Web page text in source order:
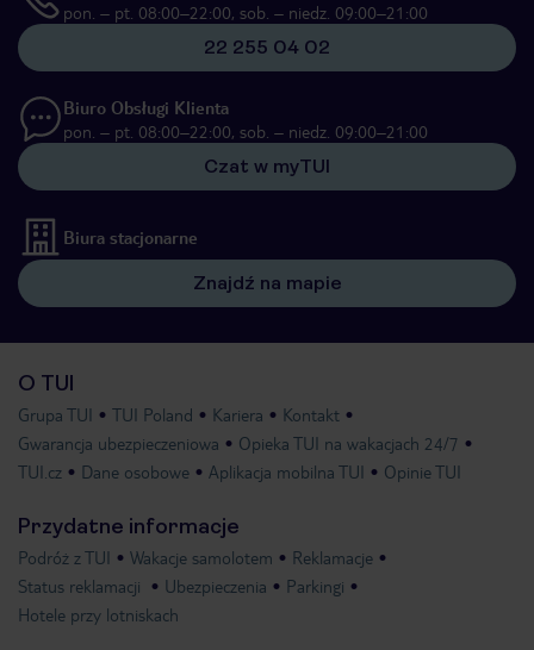
pon. – pt. 08:00–22:00, sob. – niedz. 09:00–21:00
22 255 04 02
Biuro Obsługi Klienta
pon. – pt. 08:00–22:00, sob. – niedz. 09:00–21:00
Czat w myTUI
Biura stacjonarne
Znajdź na mapie
O TUI
Grupa TUI TUI Poland Kariera
Kontakt
Gwarancja ubezpieczeniowa
Opieka TUI na wakacjach 24/7
TUI.cz
Dane osobowe Aplikacja mobilna TUI Opinie TUI
Przydatne informacje
Podróż z TUI Wakacje samolotem
Reklamacje
Status reklamacji
Ubezpieczenia
Parkingi
Hotele przy lotniskach